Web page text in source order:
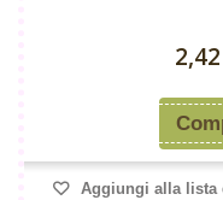
Aggiungi alla lista